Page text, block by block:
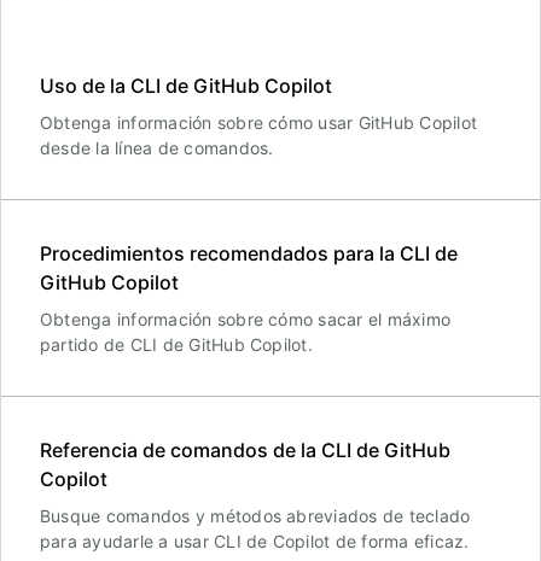
Uso de la CLI de GitHub Copilot
Obtenga información sobre cómo usar GitHub Copilot
desde la línea de comandos.
Procedimientos recomendados para la CLI de
GitHub Copilot
Obtenga información sobre cómo sacar el máximo
partido de CLI de GitHub Copilot.
Referencia de comandos de la CLI de GitHub
Copilot
Busque comandos y métodos abreviados de teclado
para ayudarle a usar CLI de Copilot de forma eficaz.